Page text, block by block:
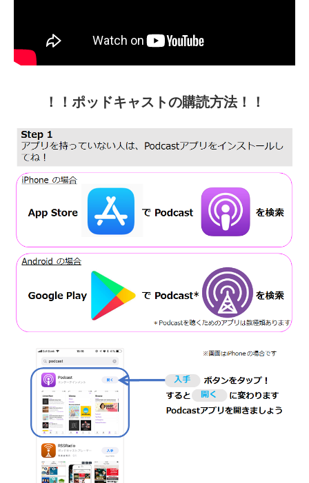
！！ポッドキャストの購読方法！！